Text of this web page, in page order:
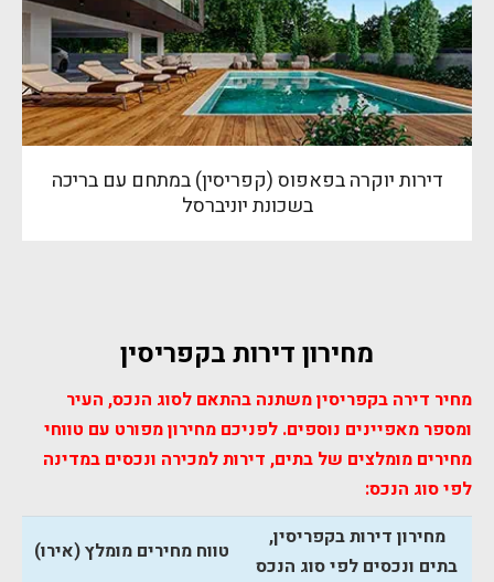
דירות יוקרה בפאפוס (קפריסין) במתחם עם בריכה
בשכונת יוניברסל
מחירון דירות בקפריסין
מחיר דירה בקפריסין משתנה בהתאם לסוג הנכס, העיר
ומספר מאפיינים נוספים. לפניכם מחירון מפורט עם טווחי
מחירים מומלצים של בתים, דירות למכירה ונכסים במדינה
לפי סוג הנכס:
מחירון דירות בקפריסין,
בתים ונכסים לפי סוג הנכס
טווח מחירים מומלץ (אירו)